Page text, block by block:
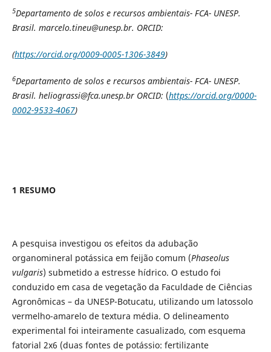
5Departamento de solos e recursos ambientais- FCA- UNESP.
Brasil. marcelo.tineu@unesp.br. ORCID:
(https://orcid.org/0009-0005-1306-3849)
6Departamento de solos e recursos ambientais- FCA- UNESP.
Brasil. heliograssi@fca.unesp.br ORCID: (https://orcid.org/0000-
0002-9533-4067)
1 RESUMO
A pesquisa investigou os efeitos da adubação
organomineral potássica em feijão comum (Phaseolus
vulgaris) submetido a estresse hídrico. O estudo foi
conduzido em casa de vegetação da Faculdade de Ciências
Agronômicas – da UNESP-Botucatu, utilizando um latossolo
vermelho-amarelo de textura média. O delineamento
experimental foi inteiramente casualizado, com esquema
fatorial 2x6 (duas fontes de potássio: fertilizante